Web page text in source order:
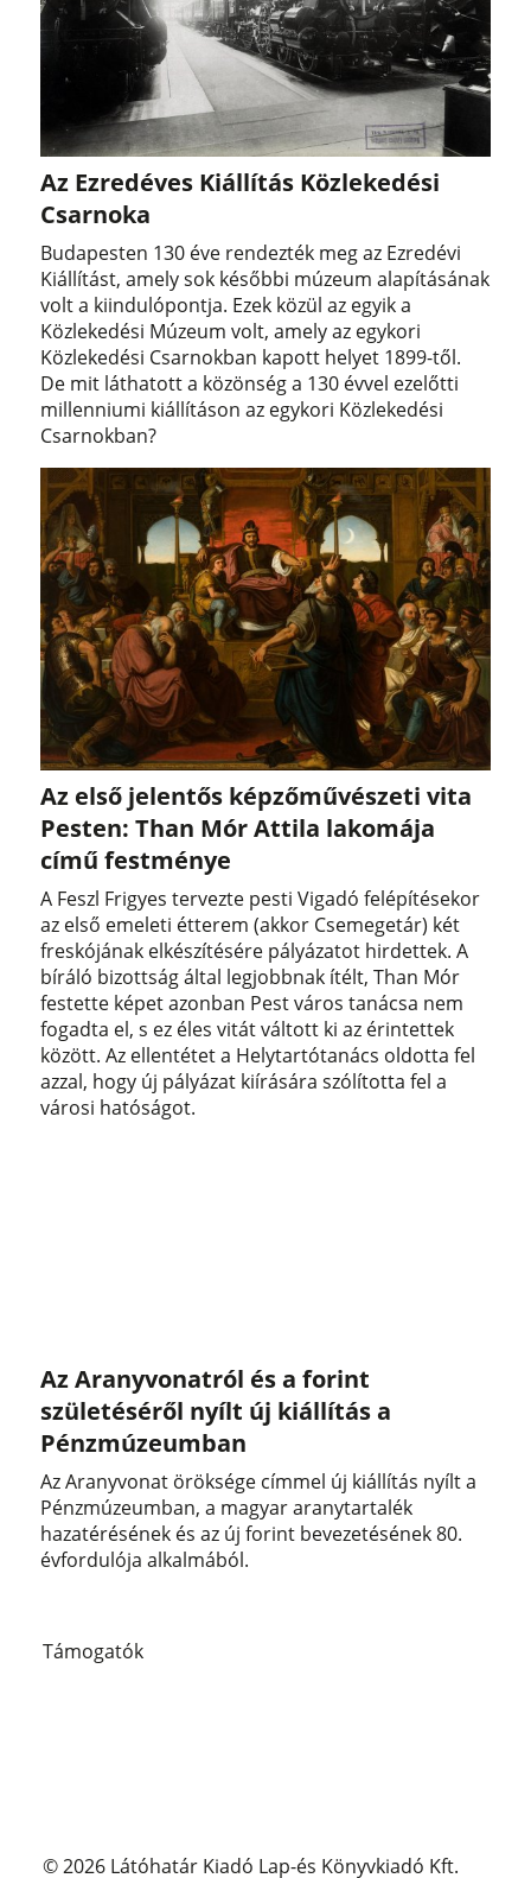
Az Ezredéves Kiállítás Közlekedési
Csarnoka
Budapesten 130 éve rendezték meg az Ezredévi
Kiállítást, amely sok későbbi múzeum alapításának
volt a kiindulópontja. Ezek közül az egyik a
Közlekedési Múzeum volt, amely az egykori
Közlekedési Csarnokban kapott helyet 1899-től.
De mit láthatott a közönség a 130 évvel ezelőtti
millenniumi kiállításon az egykori Közlekedési
Csarnokban?
Az első jelentős képzőművészeti vita
Pesten: Than Mór Attila lakomája
című festménye
A Feszl Frigyes tervezte pesti Vigadó felépítésekor
az első emeleti étterem (akkor Csemegetár) két
freskójának elkészítésére pályázatot hirdettek. A
bíráló bizottság által legjobbnak ítélt, Than Mór
festette képet azonban Pest város tanácsa nem
fogadta el, s ez éles vitát váltott ki az érintettek
között. Az ellentétet a Helytartótanács oldotta fel
azzal, hogy új pályázat kiírására szólította fel a
városi hatóságot.
Az Aranyvonatról és a forint
születéséről nyílt új kiállítás a
Pénzmúzeumban
Az Aranyvonat öröksége címmel új kiállítás nyílt a
Pénzmúzeumban, a magyar aranytartalék
hazatérésének és az új forint bevezetésének 80.
évfordulója alkalmából.
Támogatók
© 2026 Látóhatár Kiadó Lap-és Könyvkiadó Kft.